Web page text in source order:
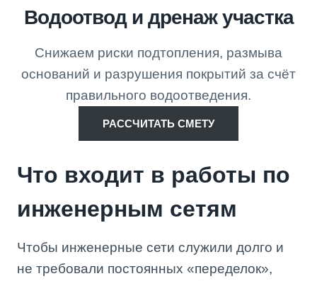
Водоотвод и дренаж участка
Снижаем риски подтопления, размыва
оснований и разрушения покрытий за счёт
правильного водоотведения.
РАССЧИТАТЬ СМЕТУ
Что входит в работы по
инженерным сетям
Чтобы инженерные сети служили долго и
не требовали постоянных «переделок»,